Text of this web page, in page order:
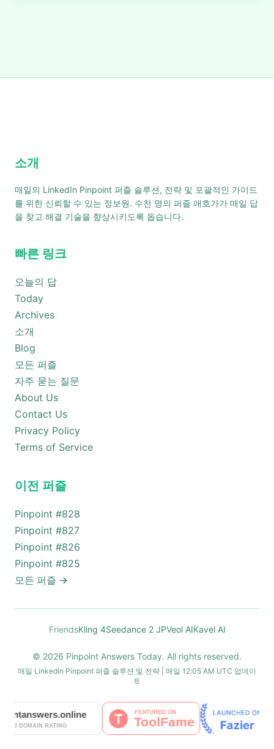
소개
매일의 LinkedIn Pinpoint 퍼즐 솔루션, 전략 및 포괄적인 가이드
를 위한 신뢰할 수 있는 정보원. 수천 명의 퍼즐 애호가가 매일 답
을 찾고 해결 기술을 향상시키도록 돕습니다.
빠른 링크
오늘의 답
Today
Archives
소개
Blog
모든 퍼즐
자주 묻는 질문
About Us
Contact Us
Privacy Policy
Terms of Service
이전 퍼즐
Pinpoint #828
Pinpoint #827
Pinpoint #826
Pinpoint #825
모든 퍼즐 →
FriendsKling 4Seedance 2 JPVeol AIKavel AI
© 2026 Pinpoint Answers Today. All rights reserved.
매일 LinkedIn Pinpoint 퍼즐 솔루션 및 전략 | 매일 12:05 AM UTC 업데이
트